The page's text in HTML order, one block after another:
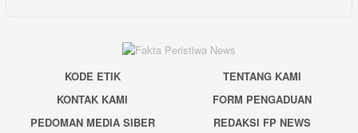
KODE ETIK
TENTANG KAMI
KONTAK KAMI
FORM PENGADUAN
PEDOMAN MEDIA SIBER
REDAKSI FP NEWS